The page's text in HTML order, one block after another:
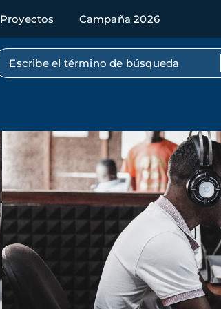
Proyectos Campaña 2026
Búsqueda por texto completo
Imagen